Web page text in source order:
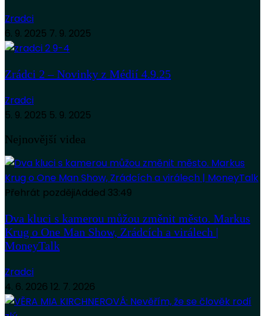
Zradci
6. 9. 2025 7. 9. 2025
Zrádci 2 – Novinky z Médií 4.9.25
Zradci
5. 9. 2025 5. 9. 2025
Nejnovější videa
Přehrát pozdějiAdded 33:49
Dva kluci s kamerou můžou změnit město. Markus
Krug o One Man Show, Zrádcích a virálech |
MoneyTalk
Zradci
4. 6. 2026 12. 7. 2026